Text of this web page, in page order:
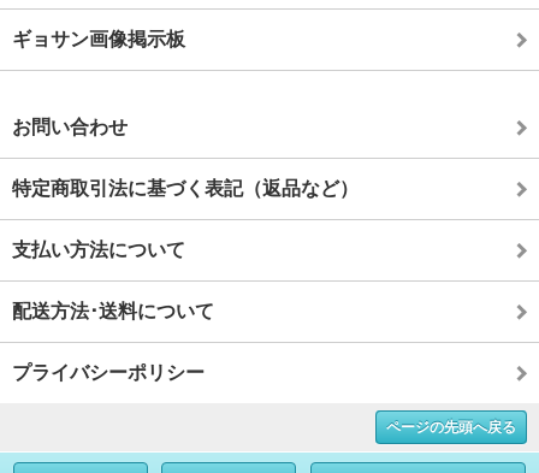
ギョサン画像掲示板
お問い合わせ
特定商取引法に基づく表記（返品など）
支払い方法について
配送方法･送料について
プライバシーポリシー
ページの先頭へ戻る